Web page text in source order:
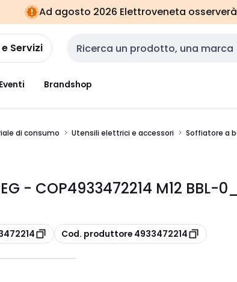
Ad agosto 2026 Elettroveneta
Servizi Cerca input
Eventi Brandshop
di consumo Utensili elettrici e accessori Soffiatore a
- COP4933472214 M12 BBL-
copia
Cod. produttore 4933472214